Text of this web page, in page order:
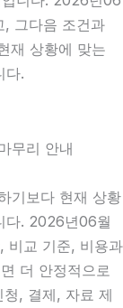
, 그다음 조건과
재 상황에 맞는
다.
무리 안내
기보다 현재 상황
다. 2026년06월
비교 기준, 비용과
더 안정적으로
, 결제, 자료 제